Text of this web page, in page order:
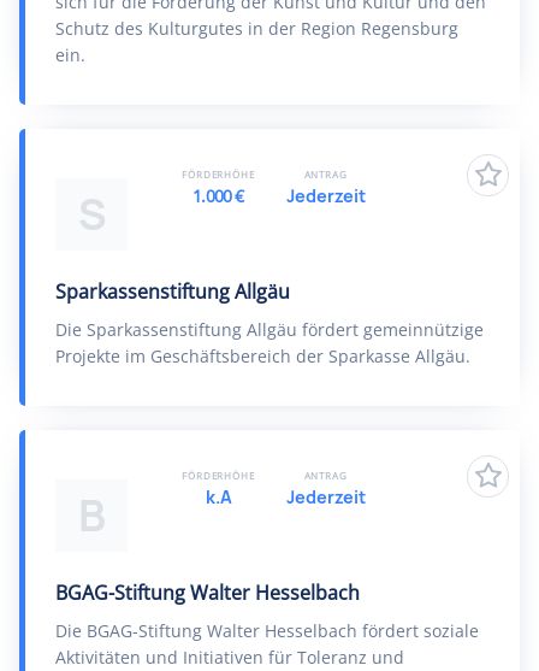
Schutz des Kulturgutes in der Region Regensburg
ein.
S
Sparkassenstiftung Allgäu
Die Sparkassenstiftung Allgäu fördert gemeinnützige
Projekte im Geschäftsbereich der Sparkasse Allgäu.
FÖRDERHÖHE
1.000 €
ANTRAG
Jederzeit
B
BGAG-Stiftung Walter Hesselbach
Die BGAG-Stiftung Walter Hesselbach fördert soziale
Aktivitäten und Initiativen für Toleranz und
FÖRDERHÖHE
k.A
ANTRAG
Jederzeit